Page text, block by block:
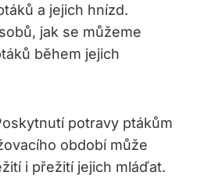
a jejich hnízd.
jak se můžeme
během jejich
potravy ptákům
období může
i přežití jejich mláďat.